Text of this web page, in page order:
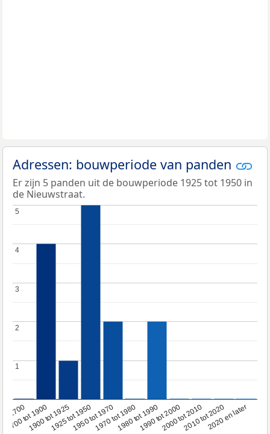
Adressen: bouwperiode van panden
Er zijn 5 panden uit de bouwperiode 1925 tot 1950 in
de Nieuwstraat.
1700
1700 tot 1900
1900 tot 19251925 tot 19501950 tot 19701970 tot 19801980 tot 19901990 tot 20002000 tot 20102010 tot 20202020 en later
1
1
2
2
3
3
4
4
5
5